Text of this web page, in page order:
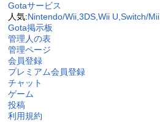
Gotaサービス
人気:Nintendo/Wii,3DS,Wii U,Switch/Mii
Gota掲示板
管理人の表
管理ページ
会員登録
プレミアム会員登録
チャット
ゲーム
投稿
利用規約